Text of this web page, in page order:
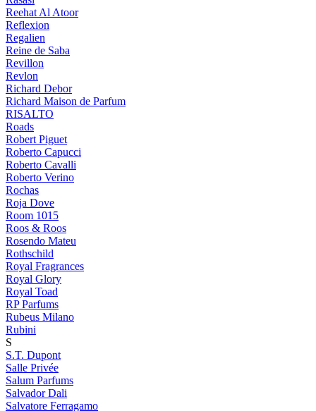
Reehat Al Atoor
Reflexion
Regalien
Reine de Saba
Revillon
Revlon
Richard Debor
Richard Maison de Parfum
RISALTO
Roads
Robert Piguet
Roberto Capucci
Roberto Cavalli
Roberto Verino
Rochas
Roja Dove
Room 1015
Roos & Roos
Rosendo Mateu
Rothschild
Royal Fragrances
Royal Glory
Royal Toad
RP Parfums
Rubeus Milano
Rubini
S
S.T. Dupont
Salle Privée
Salum Parfums
Salvador Dali
Salvatore Ferragamo